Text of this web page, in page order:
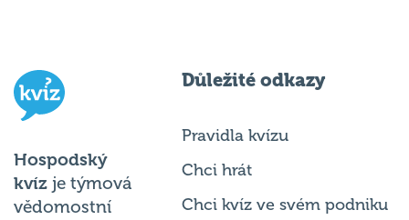
Hospodský
kvíz je týmová
vědomostní
Důležité odkazy
Pravidla kvízu
Chci hrát
Chci kvíz ve svém podniku